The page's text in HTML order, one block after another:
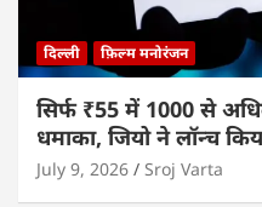
दिल्ली फ़िल्म मनोरंजन
सिर्फ ₹55 में 1000 से
धमाका, जियो ने लॉन्च
July 9, 2026 Sroj Varta